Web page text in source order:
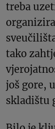
treba
tako
još gore,
skladištu